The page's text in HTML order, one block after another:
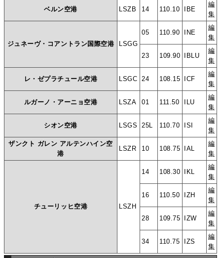
ベルン空港 LSZB 14 110.10 IBE
編
集
ジュネーヴ・コアントラン国際空港 LSGG
05 110.90 INE
編
集
23 109.90 IBLU
編
集
レ・ゼプラチュール空港 LSGC 24 108.15 ICF
編
集
ルガーノ・アーニョ空港 LSZA 01 111.50 ILU
編
集
シオン空港 LSGS 25L 110.70 ISI
編
集
ザンクト ガレン アルテンハイン空
港
LSZR 10 108.75 IAL
編
集
チューリッヒ空港 LSZH
14 108.30 IKL
編
集
16 110.50 IZH
編
集
28 109.75 IZW
編
集
34 110.75 IZS
編
集